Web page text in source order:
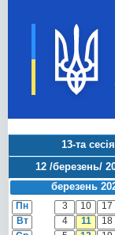
13-та сесія
12 /березень/
березень
Пн 3 10 17
Вт
4 11 18